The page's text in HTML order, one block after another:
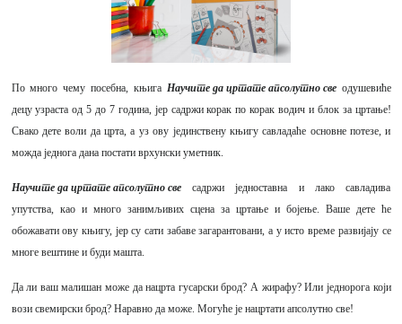
По много чему посебна, књига Научите да цртате апсолутно свеодушевиће
децу узраста од 5 до 7 година, јер садржи корак по корак водич и блок за цртање!
Свако дете воли да црта, а уз ову јединствену књигу савладаће основне потезе, и
можда једнога дана постати врхунски уметник.
Научите да цртате апсолутно свесадржи једноставна и лако савладива
упутства, као и много занимљивих сцена за цртање и бојење. Ваше дете ће
обожавати ову књигу, јер су сати забаве загарантовани, а у исто време развијају се
многе вештине и буди машта.
Да ли ваш малишан може да нацрта гусарски брод? А жирафу? Или једнорога који
вози свемирски брод? Наравно да може. Могуће је нацртати апсолутно све!